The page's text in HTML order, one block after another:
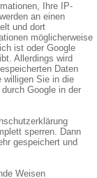
Ihre IP-
an einen
und dort
möglicherweise
ist oder Google
Allerdings wird
Daten
willigen Sie in die
Google in der
sperren. Dann
gespeichert und
Weisen